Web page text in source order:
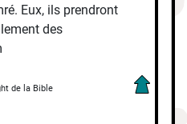
Eux, ils prendront
des
de la Bible